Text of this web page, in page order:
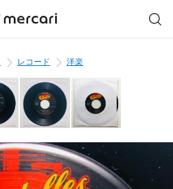
レコード 洋楽